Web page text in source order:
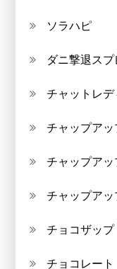
ソラハピ
ダニ撃退スプ
チャットレデ
チャップアッ
チャップアッ
チャップア
チョコザップ
チョコレート